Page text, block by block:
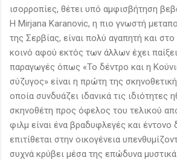
ισορροπίες, θέτει υπό αμφισβήτηση
Η Mirjana Karanovic, η πιο γνωστή
της Σερβίας, είναι πολύ αγαπητή και
κοινό αφού εκτός των άλλων έχει
παραγωγές όπως «Το δέντρο και η
σύζυγος» είναι η πρώτη της
οποία συνδυάζει ιδανικά τις ιδιότητες
σκηνοθέτη προς όφελος του τελικού
φιλμ είναι ένα βραδυφλεγές και έντονο
επιτίθεται στην οικογένεια
συχνά κρύβει μέσα της επώδυνα